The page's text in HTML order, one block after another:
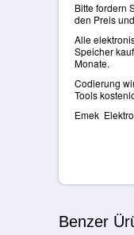
Bitte fordern
den Preis
Alle
Speicher
Monate.
Codierung
Tools
Emek
Benzer